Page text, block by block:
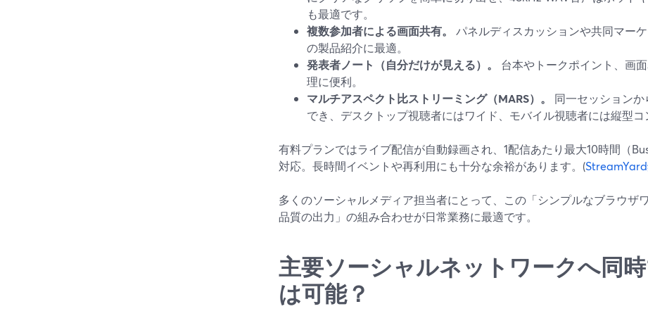
も最適です。
複数参加者による画面共有。
パネルディスカッションや共同マー
の製品紹介に最適。
発表者ノート（自分だけが見える）。
台本やトークポイント、画
理に便利。
マルチアスペクト比ストリーミング（MARS）。
同一セッション
でき、デスクトップ視聴者にはワイド、モバイル視聴者には縦型コ
有料プランではライブ配信が自動録画され、1配信あたり最大10時間（
対応。長時間イベントや再利用にも十分な余裕があります。(
多くのソーシャルメディア担当者にとって、この「シンプルなブラウザ
品質の出力」の組み合わせが日常業務に最適です。
主要ソーシャルネットワークへ同
は可能？